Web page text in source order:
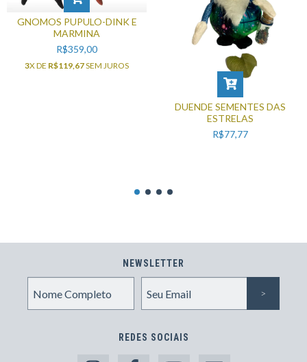
GNOMOS PUPULO-DINK E
MARMINA
R$359,00
3X DE R$119,67SEM JUROS
DUENDE SEMENTES DAS
ESTRELAS
R$77,77
NEWSLETTER
REDES SOCIAIS